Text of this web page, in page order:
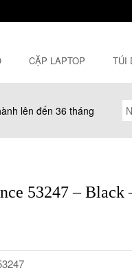
CẶP LAPTOP TÚI
lên đến 36 tháng
53247 – Black